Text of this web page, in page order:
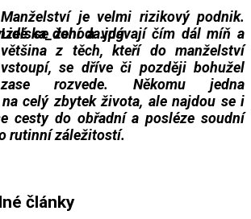
Manželství je velmi rizikový podnik.
Lidé se žení a vdávají čím dál míň a
většina z těch, kteří do manželství
vstoupí, se dříve či později bohužel
zase rozvede. Někomu jedna
celý zbytek života, ale najdou se i
cesty do obřadní a posléze soudní
rutinní záležitostí.
články